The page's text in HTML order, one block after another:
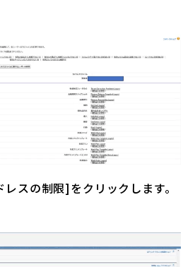
スの制限]をクリックします。